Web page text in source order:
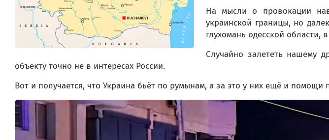
На мысли о провокации
украинской границы, но
глухомань одесской области,
Случайно залететь нашему
объекту точно не в интересах России.
Вот и получается, что Украина бьёт по румынам, а за это у них ещё и